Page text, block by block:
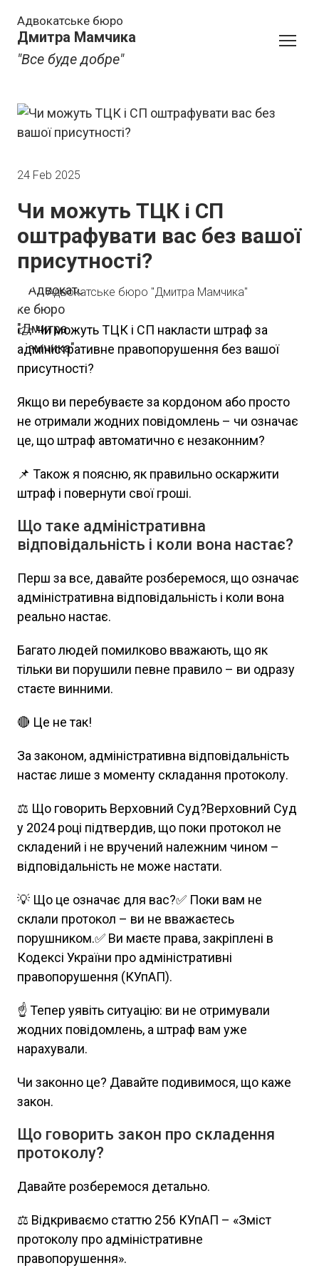
Адвокатське бюро
Дмитра Мамчика
"Все буде добре"
24 Feb 2025
Чи можуть ТЦК і СП
оштрафувати вас без вашої
присутності?
Адвокатське бюро "Дмитра Мамчика"
👉 Чи можуть ТЦК і СП накласти штраф за
адміністративне правопорушення без вашої
присутності?
Якщо ви перебуваєте за кордоном або просто
не отримали жодних повідомлень – чи означає
це, що штраф автоматично є незаконним?
📌 Також я поясню, як правильно оскаржити
штраф і повернути свої гроші.
Що таке адміністративна
відповідальність і коли вона настає?
Перш за все, давайте розберемося, що означає
адміністративна відповідальність і коли вона
реально настає.
Багато людей помилково вважають, що як
тільки ви порушили певне правило – ви одразу
стаєте винними.
🔴 Це не так!
За законом, адміністративна відповідальність
настає лише з моменту складання протоколу.
⚖️ Що говорить Верховний Суд?Верховний Суд
у 2024 році підтвердив, що поки протокол не
складений і не вручений належним чином –
відповідальність не може настати.
💡 Що це означає для вас?✅ Поки вам не
склали протокол – ви не вважаєтесь
порушником.✅ Ви маєте права, закріплені в
Кодексі України про адміністративні
правопорушення (КУпАП).
☝️ Тепер уявіть ситуацію: ви не отримували
жодних повідомлень, а штраф вам уже
нарахували.
Чи законно це? Давайте подивимося, що каже
закон.
Що говорить закон про складення
протоколу?
Давайте розберемося детально.
⚖️ Відкриваємо статтю 256 КУпАП – «Зміст
протоколу про адміністративне
правопорушення».